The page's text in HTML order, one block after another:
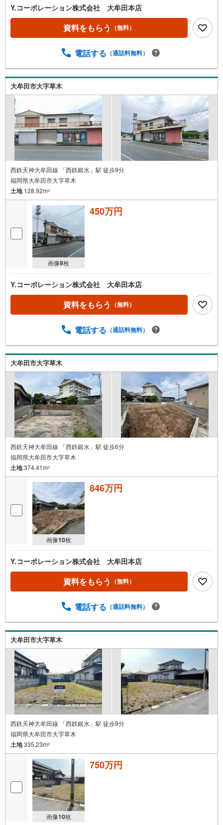
Y.コーポレーション株式会社 大牟田本店
資料をもらう （無料）
電話する （通話料無料）
大牟田市大字草木
西鉄天神大牟田線 「西鉄銀水」駅 徒歩9分
福岡県大牟田市大字草木
土地128.92m2
画像9枚
450万円
Y.コーポレーション株式会社 大牟田本店
資料をもらう （無料）
電話する （通話料無料）
大牟田市大字草木
西鉄天神大牟田線 「西鉄銀水」駅 徒歩6分
福岡県大牟田市大字草木
土地374.41m2
画像10枚
846万円
Y.コーポレーション株式会社 大牟田本店
資料をもらう （無料）
電話する （通話料無料）
大牟田市大字草木
西鉄天神大牟田線 「西鉄銀水」駅 徒歩9分
福岡県大牟田市大字草木
土地335.23m2
画像10枚
750万円